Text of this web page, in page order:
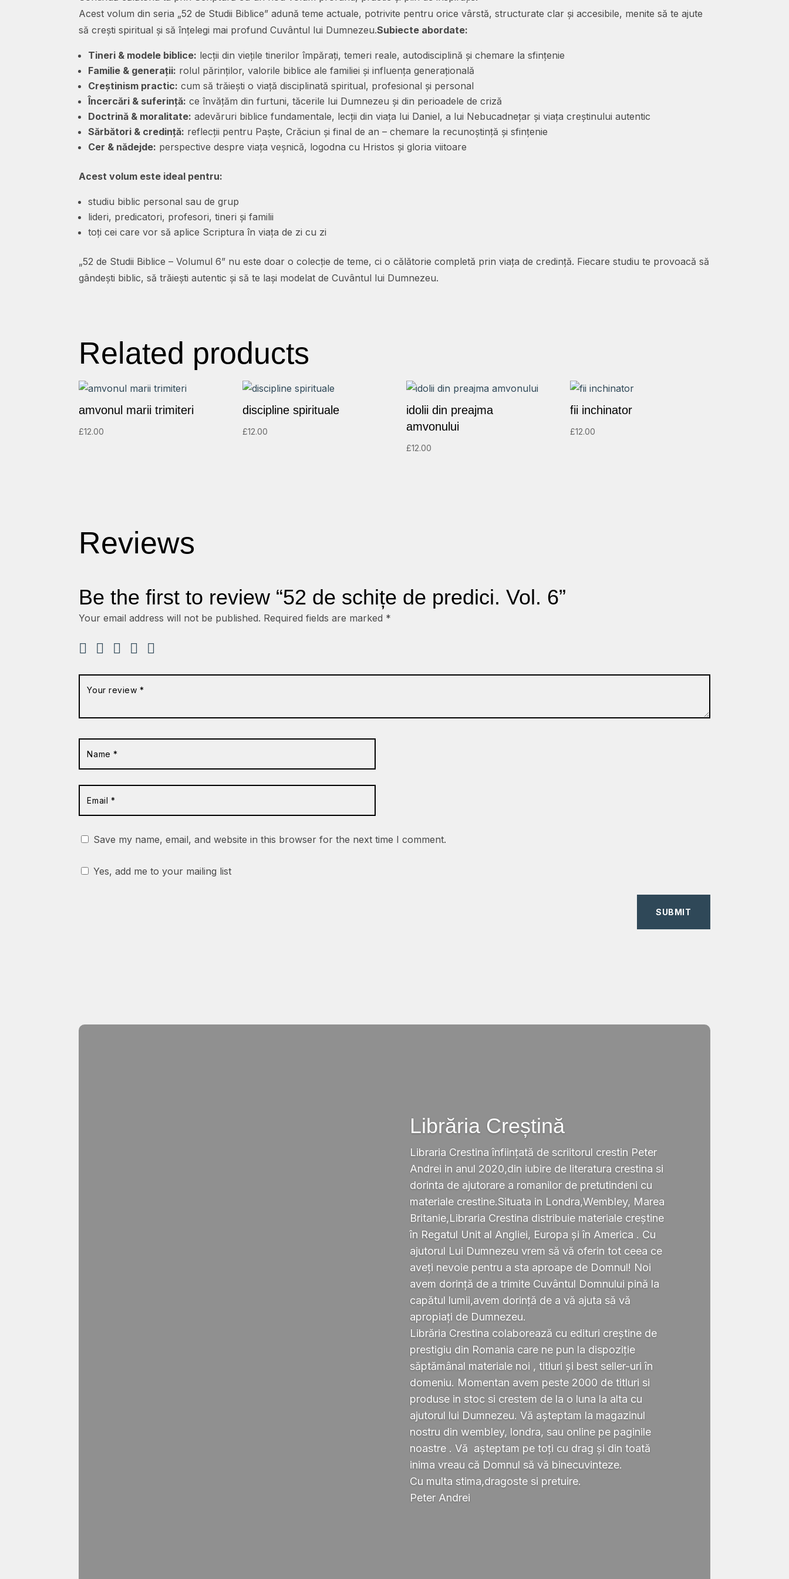
Acest volum din seria „52 de Studii Biblice” adună teme actuale, potrivite pentru orice vârstă, structurate clar și accesibile, menite să te ajute
să crești spiritual și să înțelegi mai profund Cuvântul lui Dumnezeu.Subiecte abordate:
Tineri & modele biblice: lecții din viețile tinerilor împărați, temeri reale, autodisciplină și chemare la sfințenie
Familie & generații: rolul părinților, valorile biblice ale familiei și influența generațională
Creștinism practic: cum să trăiești o viață disciplinată spiritual, profesional și personal
Încercări & suferință: ce învățăm din furtuni, tăcerile lui Dumnezeu și din perioadele de criză
Doctrină & moralitate: adevăruri biblice fundamentale, lecții din viața lui Daniel, a lui Nebucadnețar și viața creștinului autentic
Sărbători & credință: reflecții pentru Paște, Crăciun și final de an – chemare la recunoștință și sfințenie
Cer & nădejde: perspective despre viața veșnică, logodna cu Hristos și gloria viitoare
Acest volum este ideal pentru:
studiu biblic personal sau de grup
lideri, predicatori, profesori, tineri și familii
toți cei care vor să aplice Scriptura în viața de zi cu zi
„52 de Studii Biblice – Volumul 6” nu este doar o colecție de teme, ci o călătorie completă prin viața de credință. Fiecare studiu te provoacă să
gândești biblic, să trăiești autentic și să te lași modelat de Cuvântul lui Dumnezeu.
Related products
amvonul marii trimiteri
£12.00
discipline spirituale
£12.00
idolii din preajma
amvonului
£12.00
fii inchinator
£12.00
Reviews
Be the first to review “52 de schițe de predici. Vol. 6”
Your email address will not be published. Required fields are marked *
Save my name, email, and website in this browser for the next time I comment.
Yes, add me to your mailing list
SUBMIT
Librăria Creștină
Libraria Crestina înființată de scriitorul crestin Peter
Andrei in anul 2020,din iubire de literatura crestina si
dorinta de ajutorare a romanilor de pretutindeni cu
materiale crestine.Situata in Londra,Wembley, Marea
Britanie,Libraria Crestina distribuie materiale creștine
în Regatul Unit al Angliei, Europa și în America . Cu
ajutorul Lui Dumnezeu vrem să vă oferin tot ceea ce
aveți nevoie pentru a sta aproape de Domnul! Noi
avem dorință de a trimite Cuvântul Domnului pină la
capătul lumii,avem dorință de a vă ajuta să vă
apropiați de Dumnezeu.
Librăria Crestina colaborează cu edituri creștine de
prestigiu din Romania care ne pun la dispoziție
săptămânal materiale noi , titluri și best seller-uri în
domeniu. Momentan avem peste 2000 de titluri si
produse in stoc si crestem de la o luna la alta cu
ajutorul lui Dumnezeu. Vă așteptam la magazinul
nostru din wembley, londra, sau online pe paginile
noastre . Vă așteptam pe toți cu drag și din toată
inima vreau că Domnul să vă binecuvinteze.
Cu multa stima,dragoste si pretuire.
Peter Andrei